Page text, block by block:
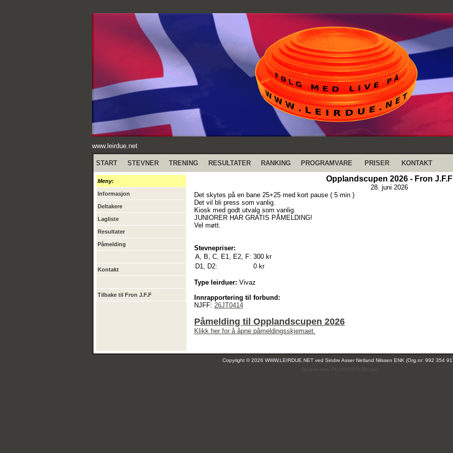
www.leirdue.net
START STEVNER TRENING RESULTATER RANKING PROGRAMVARE PRISER KONTAKT
Meny:
Informasjon
Deltakere
Lagliste
Resultater
Påmelding
Kontakt
Tilbake til Fron J.F.F
Opplandscupen 2026 - Fron J.F.F
28. juni 2026
Det skytes på en bane 25+25 med kort pause ( 5 min )
Det vil bli press som vanlig.
Kiosk med godt utvalg som vanlig.
JUNIORER HAR GRATIS PÅMELDING!
Vel møtt.
Stevnepriser:
A, B, C, E1, E2, F: 300 kr
D1, D2:
0 kr
Type leirduer: Vivaz
Innrapportering til forbund:
NJFF: 26JT0414
Påmelding til Opplandscupen 2026
Klikk her for å åpne påmeldingsskjemaet.
Copyright © 2026 WWW.LEIRDUE.NET ved Sindre Asser Netland Nilssen ENK (Org.nr: 992 354
(leirdue-web-76c49c557b-5zcqw)